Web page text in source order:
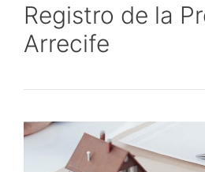
Registro de la
Arrecife